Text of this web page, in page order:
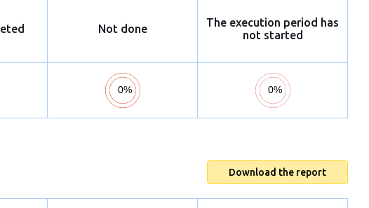
Not done
The execution period has
not started
Download the report